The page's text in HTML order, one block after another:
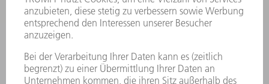
SICHERHEITSDATENBLÄTTER
PRODUKTE
MASCHINEN & SYSTEME
LEISTUNGSELEKTRONIK
ELEKTROWERKZEUGE
SMART FACTORY